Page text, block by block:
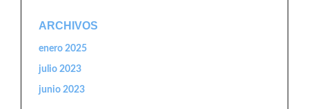
ARCHIVOS
enero 2025
julio 2023
junio 2023